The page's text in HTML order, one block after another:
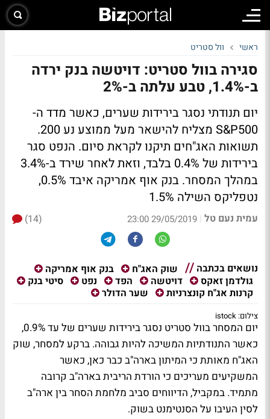
ראשי וול סטריט
סגירה בוול סטריט: דויטשה בנק ירדה
ב-1.4%, טבע עלתה ב-2%
יום תנודתי נסגר בירידות שערים, כאשר מדד ה-
S&P500 מצליח להישאר מעל ממוצע נע 200.
תשואות האג"חים תיקנו לקראת סיום. הנפט סגר
בירידות של 0.4% בלבד, וזאת לאחר שירד ב-3.4%
במהלך המסחר. בנק אוף אמריקה איבד 0.5%,
נטפליקס השילה 1.5%
עמית נעם טל |
29/05/2019 23:00
(14)
נושאים בכתבה שוק האג"ח
בנק אוף אמריקה
גולדמן זאקס
דויטשה הפד נפט
סיטי בנק
קרנות אג"ח קונצרניות
שער הדולר
צילום: istock
יום המסחר בוול סטריט נסגר בירידות שערים של עד 0.9%,
כאשר התנודתיות המשיכה להיות גבוהה. ברקע למסחר, שוק
האג"ח מאותת כי המיתון בארה"ב כבר כאן, כאשר
המשקיעים מעריכים כי הורדת הריבית בארה"ב קרובה
מתמיד. במקביל, הדיווחים סביב מלחמת הסחר בין ארה"ב
לסין העיבו על הסנטימנט בשוק.